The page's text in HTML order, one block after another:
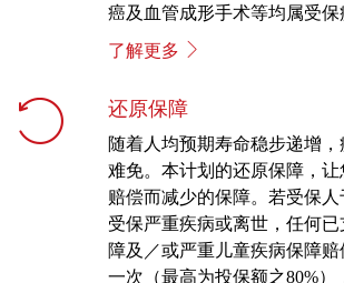
癌及血管成形手术等均属受保
了解更多
还原保障
随着人均预期寿命稳步递增
难免。本计划的还原保障，
赔偿而减少的保障。若受保
受保严重疾病或离世，任何
障及／或严重儿童疾病保障
一次（最高为投保额之80%）